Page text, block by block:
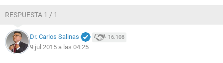
RESPUESTA 1 / 1
Dr. Carlos Salinas 16.108
9 jul 2015 a las 04:25